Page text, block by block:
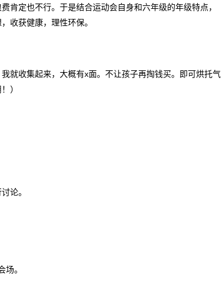
肯定也不行。于是结合运动会自身和六年级的年级特点，
收获健康，理性环保。
就收集起来，大概有x面。不让孩子再掏钱买。即可烘托气
）
论。
。